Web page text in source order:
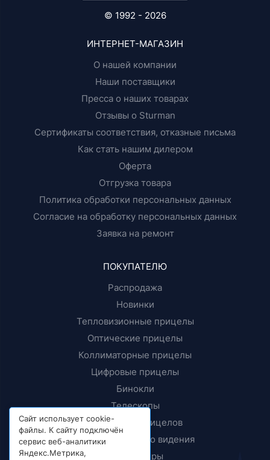
© 1992 - 2026
ИНТЕРНЕТ-МАГАЗИН
О нашей компании
Наши поставщики
Пресса о наших товарах
Отзывы о Sturman
Сертификаты соответствия, отказные письма
Как стать нашим дилером
Оферта
Отгрузка товара
Политика обработки персональных данных
Согласие на обработку персональных данных
Заявка на ремонт
ПОКУПАТЕЛЮ
Распродажа
Новинки
Тепловизионные прицелы
Оптические прицелы
Коллиматорные прицелы
Цифровые прицелы
Бинокли
Телескопы
Крепления прицелов
Приборы ночного видения
Дальномеры
Сайт использует cookie-
файлы. К сайту подключён
сервис веб-аналитики
Яндекс.Метрика,